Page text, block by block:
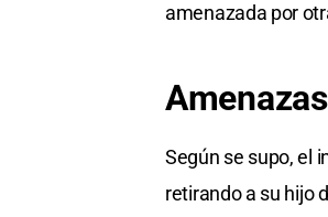
amenazada por
Según se supo, el
retirando a su hijo